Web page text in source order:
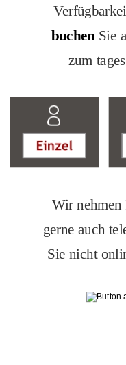
buchen Sie
zum
Wir
gerne auch
Sie nicht